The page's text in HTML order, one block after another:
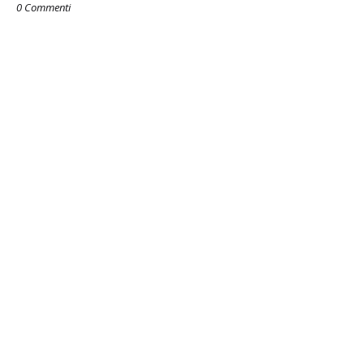
0 Commenti